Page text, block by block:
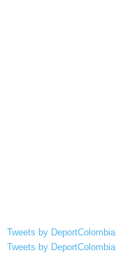
Tweets by DeportColombia
Tweets by DeportColombia